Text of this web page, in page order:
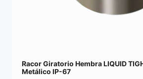
Racor Giratorio Hembra LIQUID
Metálico IP-67